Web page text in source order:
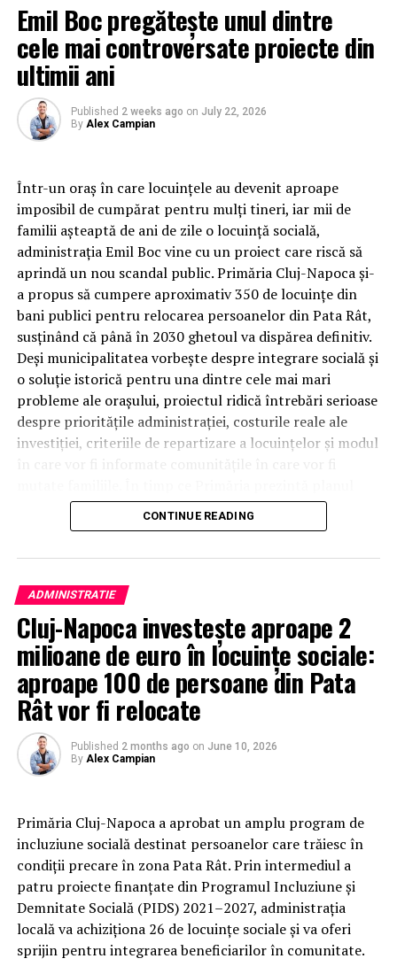
Emil Boc pregătește unul dintre
cele mai controversate proiecte din
ultimii ani
Published 2 weeks ago on July 22, 2026
By Alex Campian
Într-un oraș în care locuințele au devenit aproape
imposibil de cumpărat pentru mulți tineri, iar mii de
familii așteaptă de ani de zile o locuință socială,
administrația Emil Boc vine cu un proiect care riscă să
aprindă un nou scandal public. Primăria Cluj-Napoca și-
a propus să cumpere aproximativ 350 de locuințe din
bani publici pentru relocarea persoanelor din Pata Rât,
susținând că până în 2030 ghetoul va dispărea definitiv.
Deși municipalitatea vorbește despre integrare socială și
o soluție istorică pentru una dintre cele mai mari
probleme ale orașului, proiectul ridică întrebări serioase
despre prioritățile administrației, costurile reale ale
investiției, criteriile de repartizare a locuințelor și modul
drept un succes social, vocile critice se întreabă dacă
această strategie răspunde cu adevărat problemelor
Primăria Cluj-Napoca a aprobat strategia prin care
urmărește închiderea definitivă a zonei de locuire
informală de la
Pata Rât
CONTINUE READING
ADMINISTRATIE
Cluj-Napoca investește aproape 2
milioane de euro în locuințe sociale:
aproape 100 de persoane din Pata
Rât vor fi relocate
Published 2 months ago on June 10, 2026
By Alex Campian
Primăria Cluj-Napoca a aprobat un amplu program de
incluziune socială destinat persoanelor care trăiesc în
condiții precare în zona Pata Rât. Prin intermediul a
patru proiecte finanțate din Programul Incluziune și
Demnitate Socială (PIDS) 2021–2027, administrația
locală va achiziționa 26 de locuințe sociale și va oferi
sprijin pentru integrarea beneficiarilor în comunitate.